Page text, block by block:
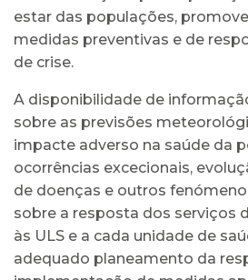
estar das populações,
medidas preventivas e de
de crise.
A disponibilidade de
sobre as previsões
impacte adverso na saúde da
ocorrências excecionais,
de doenças e outros
sobre a resposta dos serviços
às ULS e a cada unidade de
adequado planeamento da